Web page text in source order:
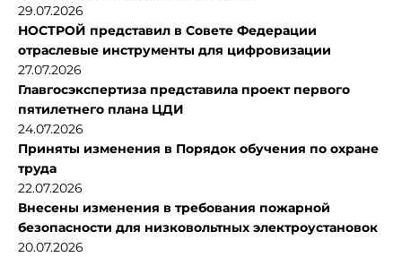
29.07.2026
НОСТРОЙ представил в Совете Федерации
отраслевые инструменты для цифровизации
27.07.2026
Главгосэкспертиза представила проект первого
пятилетнего плана ЦДИ
24.07.2026
Приняты изменения в Порядок обучения по охране
труда
22.07.2026
Внесены изменения в требования пожарной
безопасности для низковольтных электроустановок
20.07.2026